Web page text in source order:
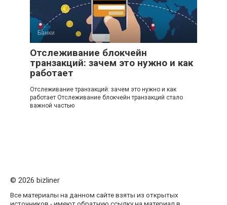
Банки
Отслеживание блокчейн
транзакций: зачем это нужно и как
работает
Отслеживание транзакций: зачем это нужно и как
работает Отслеживание блокчейн транзакций стало
важной частью
© 2026 bizliner
Все материалы на данном сайте взяты из открытых
источников - имеют обратную ссылку на материал в